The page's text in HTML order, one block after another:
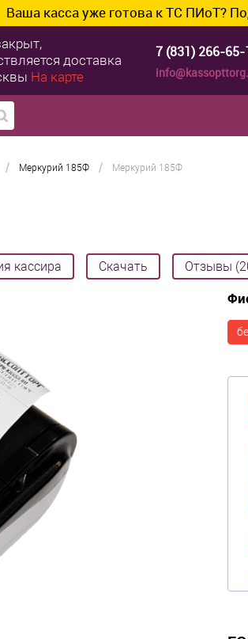
готова к ТС ПИоТ? Подключим и
доставка
На карте
7 (831) 266-65-
/ Меркурий 185Ф / Меркурий 185Ф
кассира Скачать Отзывы